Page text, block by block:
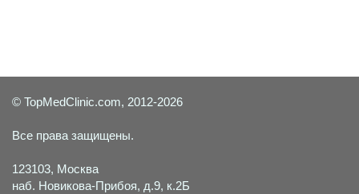
© TopMedClinic.com, 2012-2026
Все права защищены.
123103, Москва
наб. Новикова-Прибоя, д.9, к.2Б